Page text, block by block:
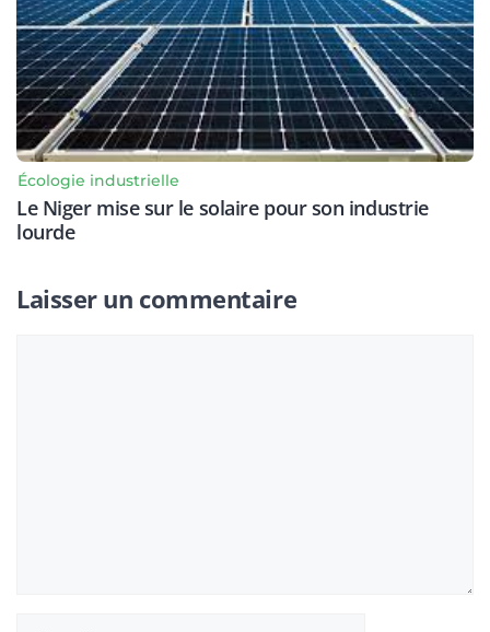
Écologie industrielle
Le Niger mise sur le solaire pour son industrie
lourde
Laisser un commentaire
Nom